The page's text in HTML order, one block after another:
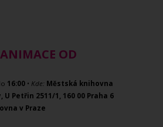
OD
16:00 • Kde: Městská knihovna
Petřin 2511/1, 160 00 Praha 6
v Praze